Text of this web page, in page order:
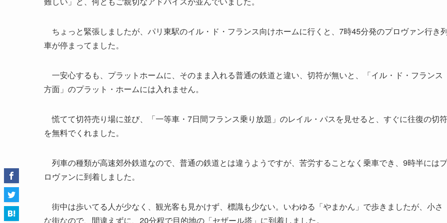
ちょっと緊張しましたが、パリ東駅のイル・ド・フランス向けホームに行くと、7時45分発のプロヴァン行き
車が停まってました。
一安心するも、プラットホームに、そのまま入れる普通の鉄道と違い、切符が無いと、「イル・ド・フランス
方面」のプラット・ホームには入れません。
慌てて切符売り場に並び、「一等車・7日間フランス乗り放題」のレイル・パスを見せると、すぐに往復の切符
を無料でくれました。
列車の種類が高速郊外鉄道なので、普通の鉄道とは違うようですが、苦労することなく乗車でき、9時半にはプ
ロヴァンに到着しました。
街中は歩いてる人が少なく、観光客も見かけず、標識も少ない。いわゆる「やまかん」で歩きましたが、小さ
な街なので、間違えずに、20分程で目的地の「セザール塔」に到着しました。